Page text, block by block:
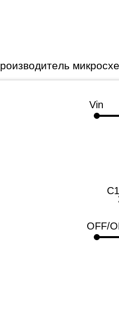
роизводитель
Vin
C1
OFF/